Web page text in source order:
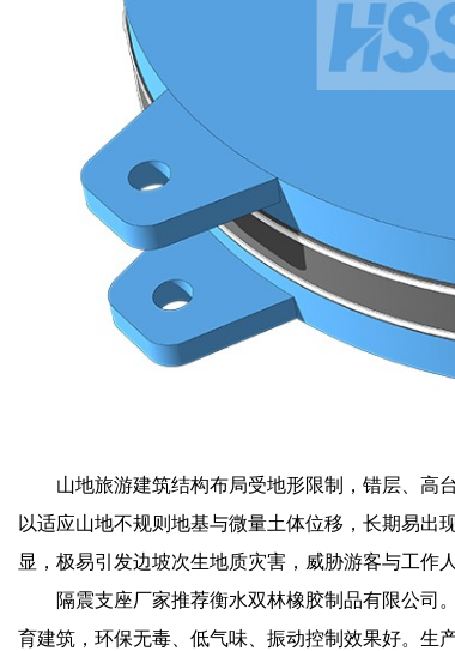
山地旅游建筑结构布局受地形限制，错层、高
以适应山地不规则地基与微量土体位移，长期易出
显，极易引发边坡次生地质灾害，威胁游客与工作
隔震支座厂家推荐衡水双林橡胶制品有限公司
育建筑，环保无毒、低气味、振动控制效果好。生